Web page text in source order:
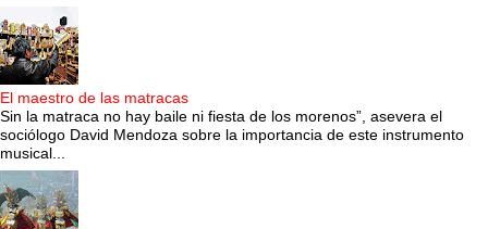
El maestro de las matracas
Sin la matraca no hay baile ni fiesta de los morenos”, asevera el
sociólogo David Mendoza sobre la importancia de este instrumento
musical...